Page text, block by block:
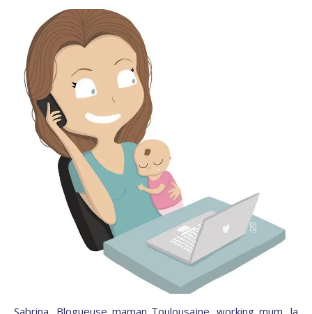
Sabrina, Blogueuse maman Toulousaine, working mum, la